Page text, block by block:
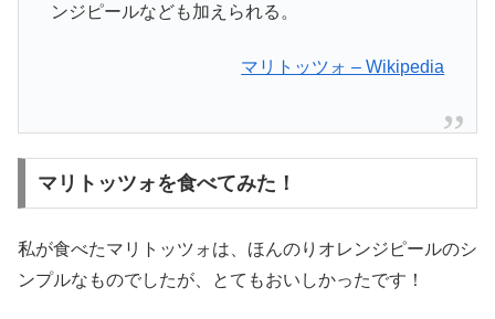
ンジピールなども加えられる。
マリトッツォ – Wikipedia
マリトッツォを食べてみた！
私が食べたマリトッツォは、ほんのりオレンジピールのシ
ンプルなものでしたが、とてもおいしかったです！